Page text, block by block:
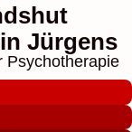
Jürgens
Psychotherapie